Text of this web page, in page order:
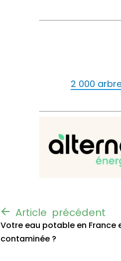
2 000
Votre eau potable en France
contaminée ?